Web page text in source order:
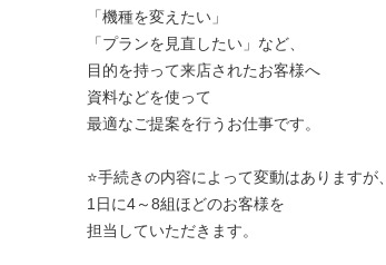
「機種を変えたい」
「プランを見直したい」など、
目的を持って来店されたお客様へ
資料などを使って
最適なご提案を行うお仕事です。
⭐手続きの内容によって変動はありますが、
1日に4～8組ほどのお客様を
担当していただきます。